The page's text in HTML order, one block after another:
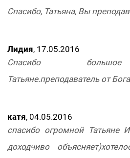
Спасибо, Татьяна, Вы
Лидия, 17.05.2016
Спасибо
Татьяне.преподаватель от
катя, 04.05.2016
спасибо огромной Татьяне
доходчиво